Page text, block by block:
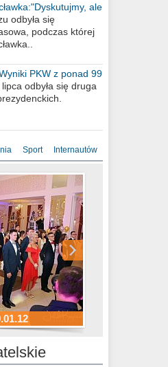
ale
odbyła się
podczas której
PKW z ponad 99
odbyła się druga
Sport Internautów